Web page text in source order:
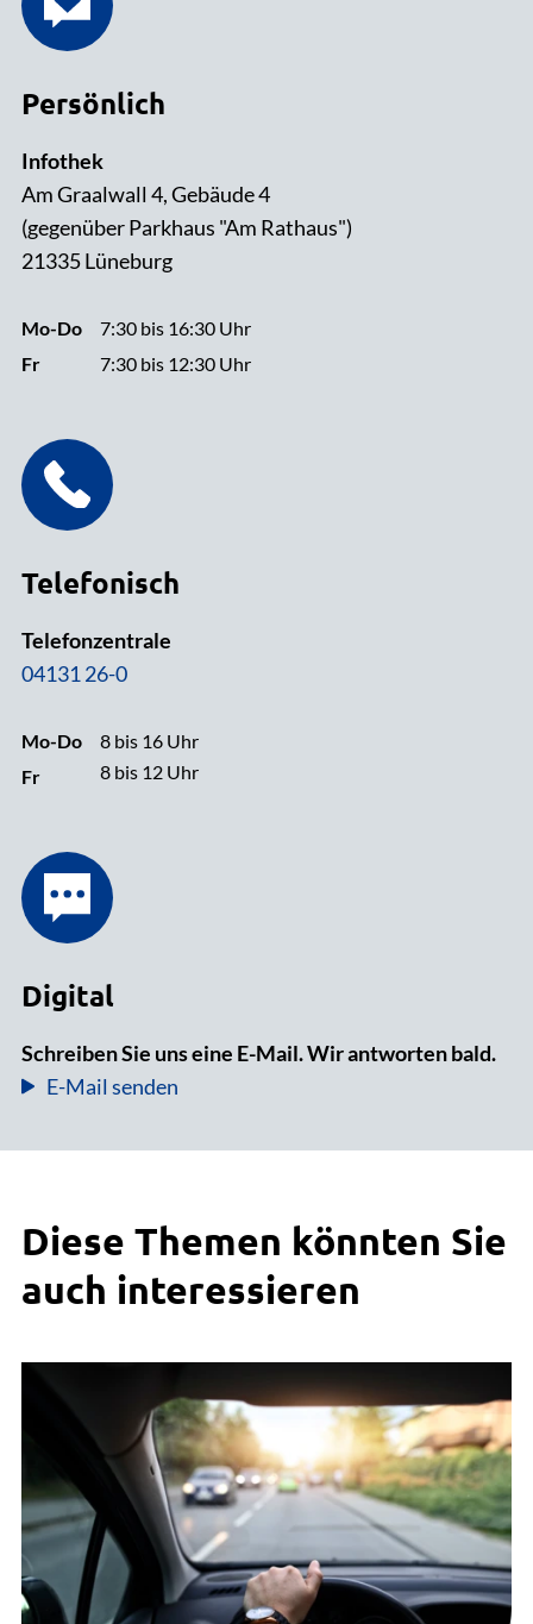
Persönlich
Infothek
Am Graalwall 4, Gebäude 4
(gegenüber Parkhaus "Am Rathaus")
21335 Lüneburg
Mo-Do
Fr
7:30 bis 16:30 Uhr
7:30 bis 12:30 Uhr
Telefonisch
Telefonzentrale
04131 26-0
Mo-Do
Fr
8 bis 16 Uhr
8 bis 12 Uhr
Digital
Schreiben Sie uns eine E-Mail. Wir antworten bald.
E-Mail senden
Diese Themen könnten Sie
auch interessieren